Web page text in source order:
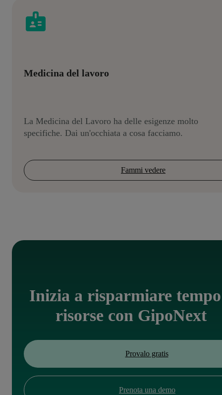
Medicina del lavoro
La Medicina del Lavoro ha delle esigenze molto
specifiche. Dai un'occhiata a cosa facciamo.
Fammi vedere
Inizia a risparmiare
risorse con GipoNext
Provalo gratis
Prenota una demo